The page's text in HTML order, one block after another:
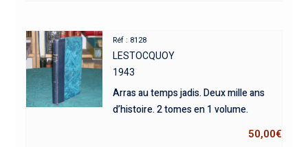
Réf : 8128
LESTOCQUOY
1943
Arras au temps jadis. Deux mille ans
d’histoire. 2 tomes en 1 volume.
50,00€